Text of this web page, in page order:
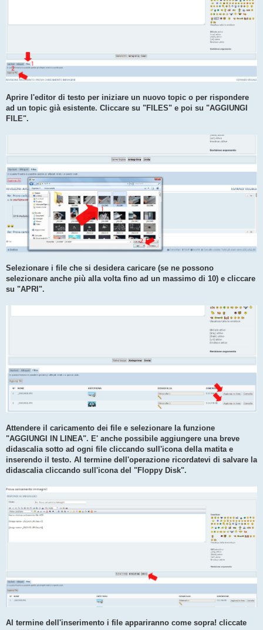
Aprire l'editor di testo per iniziare un nuovo topic o per rispondere
ad un topic già esistente. Cliccare su "FILES" e poi su "AGGIUNGI
FILE".
Selezionare i file che si desidera caricare (se ne possono
selezionare anche più alla volta fino ad un massimo di 10) e cliccare
su "APRI".
Attendere il caricamento dei file e selezionare la funzione
"AGGIUNGI IN LINEA". E' anche possibile aggiungere una breve
didascalia sotto ad ogni file cliccando sull'icona della matita e
inserendo il testo. Al termine dell'operazione ricordatevi di salvare la
didascalia cliccando sull'icona del "Floppy Disk".
Al termine dell'inserimento i file appariranno come sopra! cliccate